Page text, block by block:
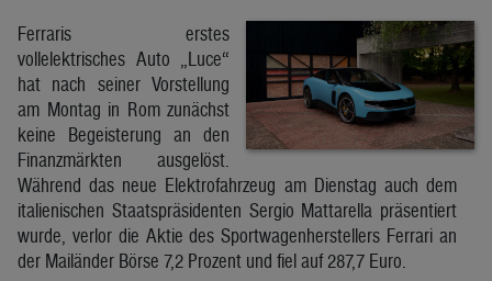
Ferraris erstes
vollelektrisches Auto „Luce“
hat nach seiner Vorstellung
am Montag in Rom zunächst
keine Begeisterung an den
Finanzmärkten ausgelöst.
Während das neue Elektrofahrzeug am Dienstag auch dem
italienischen Staatspräsidenten Sergio Mattarella präsentiert
wurde, verlor die Aktie des Sportwagenherstellers Ferrari an
der Mailänder Börse 7,2 Prozent und fiel auf 287,7 Euro.